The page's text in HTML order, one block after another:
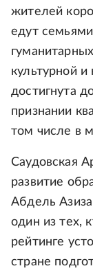
жителей
едут
культурной
достигнута
признании
том числе в
Саудовская
развитие
Абдель
один из тех,
рейтинге
стране